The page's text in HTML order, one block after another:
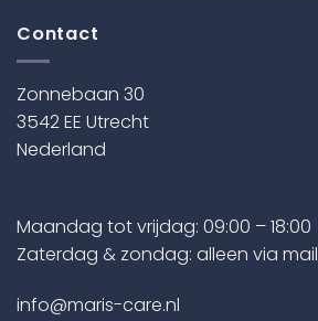
Contact
Zonnebaan 30
3542 EE Utrecht
Nederland
Maandag tot vrijdag: 09:00 – 18:00
Zaterdag & zondag: alleen via mail
info@maris-care.nl